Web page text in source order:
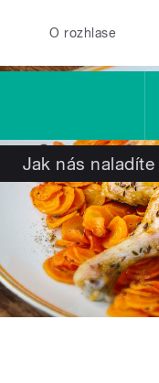
O rozhlase
Jak nás naladíte